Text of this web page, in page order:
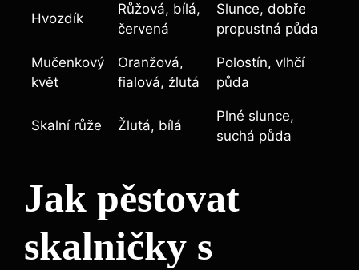
Hvozdík
Růžová, bílá,
červená
Slunce, dobře
propustná půda
Mučenkový
květ
Oranžová,
fialová, žlutá
Polostín, vlhčí
půda
Skalní růže Žlutá, bílá
Plné slunce,
suchá půda
Jak pěstovat
skalničky s